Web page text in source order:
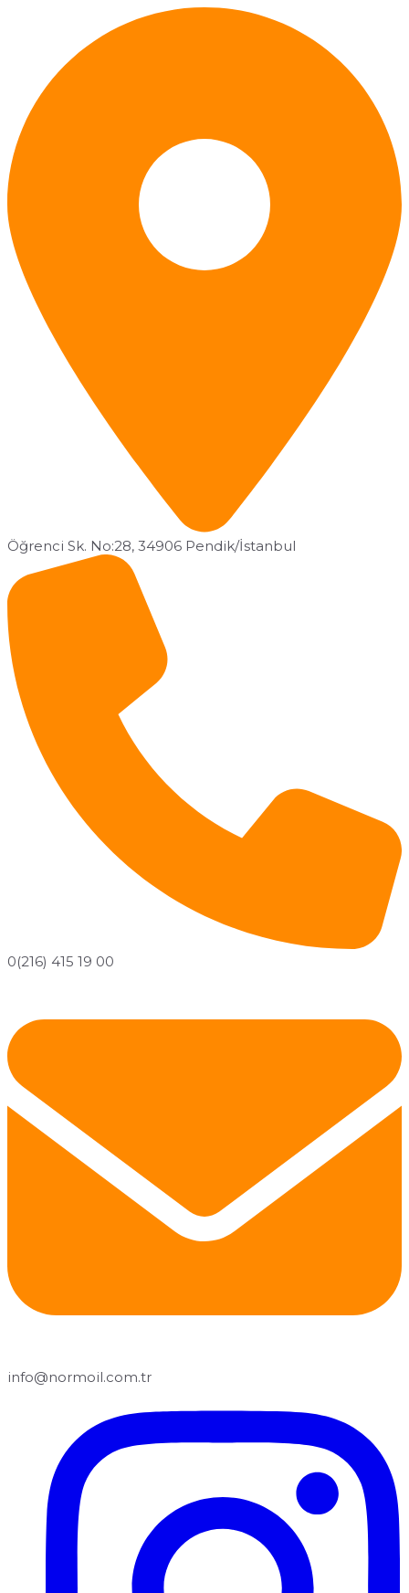
Öğrenci Sk. No:28, 34906 Pendik/İstanbul
0(216) 415 19 00
info@normoil.com.tr